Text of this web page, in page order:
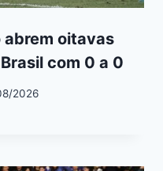
abrem oitavas
com 0 a 0
2026